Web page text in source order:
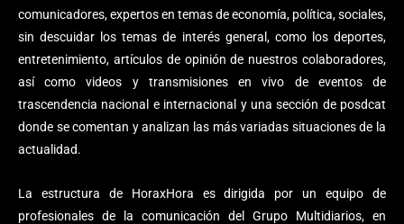
comunicadores, expertos en temas de economía, política, sociales,
sin descuidar los temas de interés general, como los deportes,
entretenimiento, artículos de opinión de nuestros colaboradores,
así como videos y transmisiones en vivo de eventos de
trascendencia nacional e internacional y una sección de posdcat
donde se comentan y analizan las más variadas situaciones de la
actualidad.
La estructura de HoraxHora es dirigida por un equipo de
profesionales de la comunicación del Grupo Multidiarios, en